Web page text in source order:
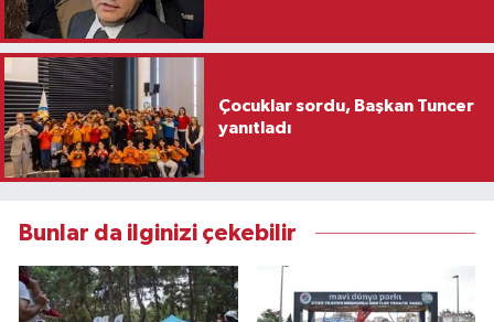
Çocuklar sordu, Başkan Tuncer
yanıtladı
Bunlar da ilginizi çekebilir